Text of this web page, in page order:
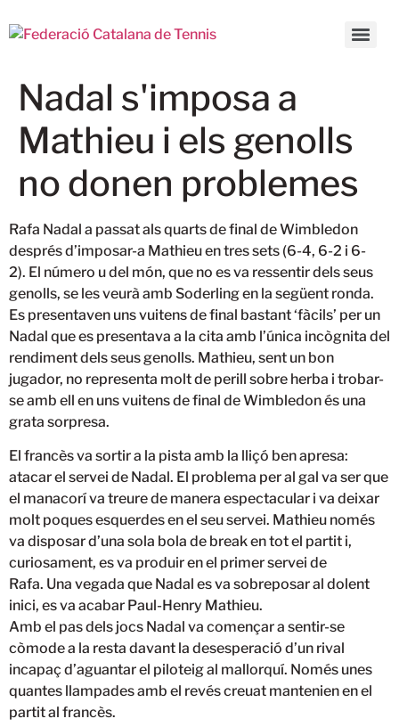
Nadal s'imposa a
Mathieu i els genolls
no donen problemes
Rafa Nadal a passat als quarts de final de Wimbledon
després d’imposar-a Mathieu en tres sets (6-4, 6-2 i 6-
2). El número u del món, que no es va ressentir dels seus
genolls, se les veurà amb Soderling en la següent ronda.
Es presentaven uns vuitens de final bastant ‘fàcils’ per un
Nadal que es presentava a la cita amb l’única incògnita del
rendiment dels seus genolls. Mathieu, sent un bon
jugador, no representa molt de perill sobre herba i trobar-
se amb ell en uns vuitens de final de Wimbledon és una
grata sorpresa.
El francès va sortir a la pista amb la lliçó ben apresa:
atacar el servei de Nadal. El problema per al gal va ser que
el manacorí va treure de manera espectacular i va deixar
molt poques esquerdes en el seu servei. Mathieu només
va disposar d’una sola bola de break en tot el partit i,
curiosament, es va produir en el primer servei de
Rafa. Una vegada que Nadal es va sobreposar al dolent
inici, es va acabar Paul-Henry Mathieu.
Amb el pas dels jocs Nadal va començar a sentir-se
còmode a la resta davant la desesperació d’un rival
incapaç d’aguantar el piloteig al mallorquí. Només unes
quantes llampades amb el revés creuat mantenien en el
partit al francès.